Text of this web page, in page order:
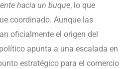
hacia un buque, lo que
coordinado. Aunque las
oficialmente el origen del
apunta a una escalada en
estratégico para el comercio